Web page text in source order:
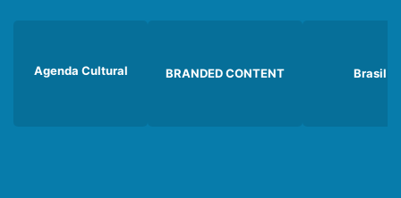
Agenda Cultural BRANDED CONTENT Brasil